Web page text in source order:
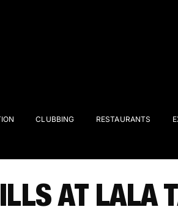
CLUBBING RESTAURANTS
AT LALA